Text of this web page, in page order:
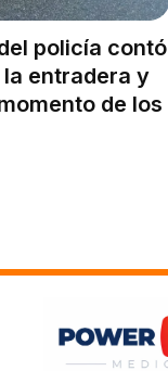
policía contó
entradera y
de los